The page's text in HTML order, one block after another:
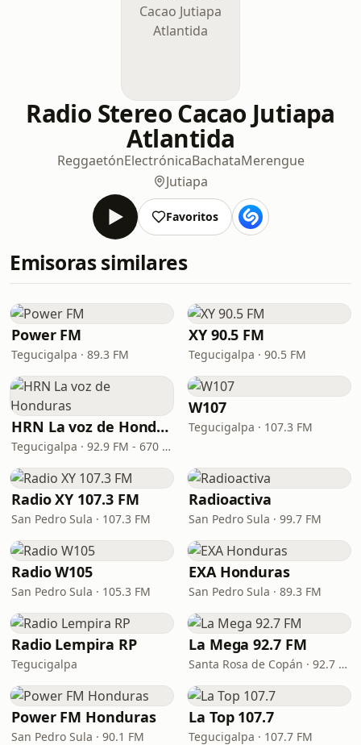
Radio Stereo Cacao Jutiapa
Atlantida
ReggaetónElectrónicaBachataMerengue
Jutiapa
Favoritos
Emisoras similares
Power FM
Tegucigalpa · 89.3 FM
XY 90.5 FM
Tegucigalpa · 90.5 FM
HRN La voz de Honduras
Tegucigalpa · 92.9 FM - 670 AM
W107
Tegucigalpa · 107.3 FM
Radio XY 107.3 FM
San Pedro Sula · 107.3 FM
Radioactiva
San Pedro Sula · 99.7 FM
Radio W105
San Pedro Sula · 105.3 FM
EXA Honduras
San Pedro Sula · 89.3 FM
Radio Lempira RP
Tegucigalpa
La Mega 92.7 FM
Santa Rosa de Copán · 92.7 FM
Power FM Honduras
San Pedro Sula · 90.1 FM
La Top 107.7
Tegucigalpa · 107.7 FM